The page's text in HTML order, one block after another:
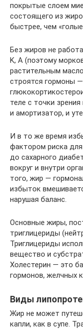
покрытые слоем
состоящего из
быстрее, чем
Без жиров не
K, A (поэтому
растительным
строятся гормоны
теле с точки
и амортизатор, и
И в то же время
фактором риска
до сахарного
вокруг и внутри
того, жир —
избыток
нарушая баланс.
Основные жиры,
триглицериды
Триглицериды
вещество и
Холестерин — это
гормонов, желчных
Виды
Жир не может
капли, как в супе.